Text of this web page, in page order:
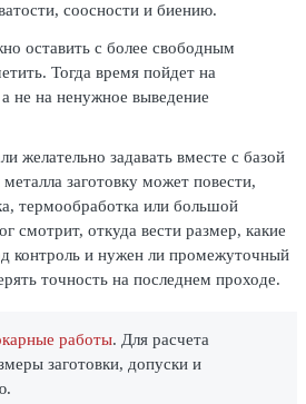
соосности и биению.
оставить с более свободным
Тогда время пойдет на
не на ненужное выведение
желательно задавать вместе с базой
заготовку может повести,
термообработка или большой
смотрит, откуда вести размер, какие
контроль и нужен ли промежуточный
точность на последнем проходе.
работы. Для расчета
заготовки, допуски и